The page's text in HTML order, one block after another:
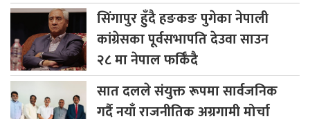
सिंगापुरहुँदै हङकङ पुगेका नेपाली
कांग्रेसका पूर्वसभापति देउवा साउन
२८ मा नेपाल फर्किँदै
सातदलले संयुक्त रूपमा सार्वजनिक
गर्दै नयाँ राजनीतिक अग्रगामी मोर्चा